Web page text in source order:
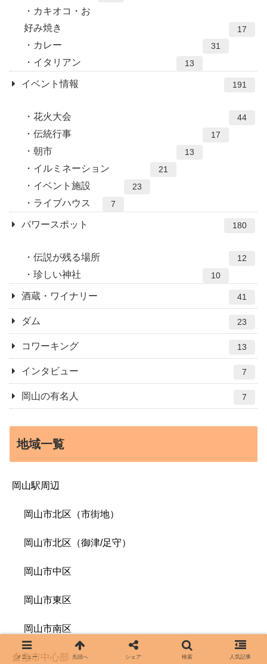
カキオコ・お
好み焼き
17
カレー 31
イタリアン 13
イベント情報 191
花火大会 44
伝統行事 17
朝市 13
イルミネーション 21
イベント施設 23
ライブハウス 7
パワースポット 180
伝説が残る場所 12
珍しい神社 10
酒蔵・ワイナリー 41
ダム 23
コワーキング 13
インタビュー 7
岡山の有名人 7
地域一覧
岡山駅周辺
岡山市北区（市街地）
岡山市北区（御津/足守）
岡山市中区
岡山市東区
岡山市南区
倉敷市中心部
メニュー 先頭へ シェア 検索 人気記事